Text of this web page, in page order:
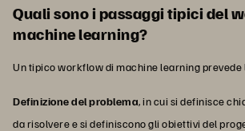
Quali sono i passaggi tipici del
machine learning?
Un tipico workflow di machine learning prevede
Definizione del problema, in cui si definisce
da risolvere e si definiscono gli obiettivi del